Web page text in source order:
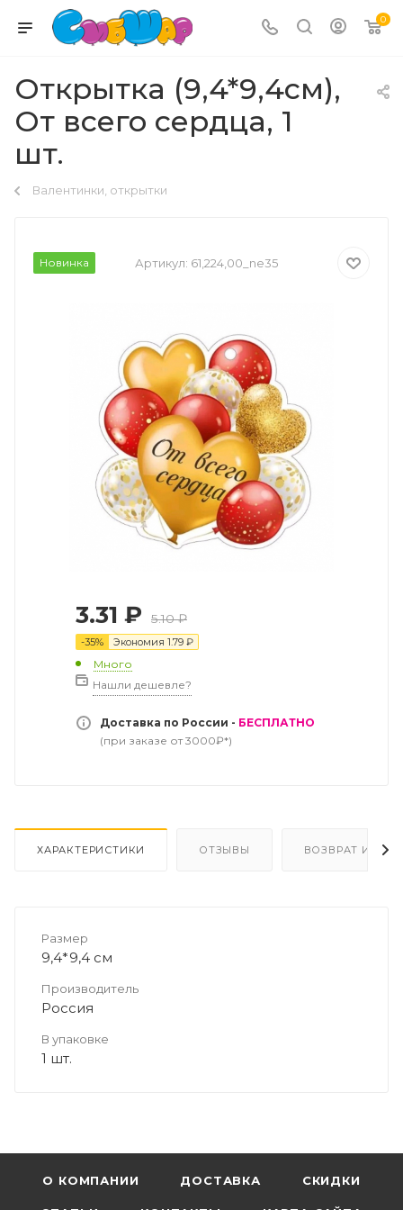
0
Открытка (9,4*9,4см),
От всего сердца, 1
шт.
Валентинки, открытки
Новинка Артикул: 61,224,00_ne35
3.31 ₽ 5.10₽
-35% Экономия 1.79 ₽
Много
Нашли дешевле?
Доставка по России - БЕСПЛАТНО
(при заказе от 3000₽*)
ХАРАКТЕРИСТИКИ ОТЗЫВЫ ВОЗВРАТ И
Размер
9,4*9,4 см
Производитель
Россия
В упаковке
1 шт.
О КОМПАНИИ ДОСТАВКА СКИДКИ